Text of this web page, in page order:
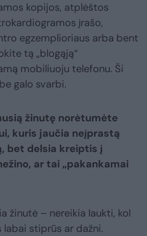
kopijos, atplėštos
įrašo,
egzemplioriaus arba bent
tą „blogąją“
mobiliuoju telefonu. Ši
galo svarbi.
žinutę norėtumėte
kuris jaučia neįprastą
bet delsia kreiptis į
ar tai „pakankamai
žinutė – nereikia laukti, kol
stiprūs ar dažni.